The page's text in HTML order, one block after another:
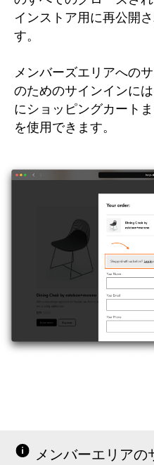
インストア用に再公開
す。
メンバーズエリアへの
のためのサインインに
にショッピングカート
を使用できます。
メンバーエリアの